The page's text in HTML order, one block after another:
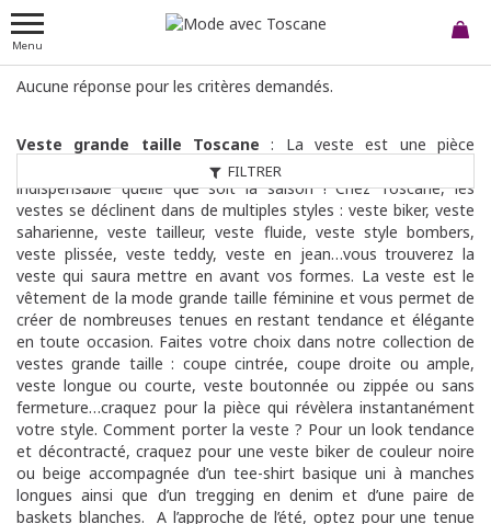
Menu
FILTRER
Aucune réponse pour les critères demandés.
Veste grande taille Toscane : La veste est une pièce
incontournable dans la garde-robe des femmes et un
indispensable quelle que soit la saison ! Chez Toscane, les
vestes se déclinent dans de multiples styles : veste biker, veste
saharienne, veste tailleur, veste fluide, veste style bombers,
veste plissée, veste teddy, veste en jean…vous trouverez la
veste qui saura mettre en avant vos formes. La veste est le
vêtement de la mode grande taille féminine et vous permet de
créer de nombreuses tenues en restant tendance et élégante
en toute occasion. Faites votre choix dans notre collection de
vestes grande taille : coupe cintrée, coupe droite ou ample,
veste longue ou courte, veste boutonnée ou zippée ou sans
fermeture…craquez pour la pièce qui révèlera instantanément
votre style. Comment porter la veste ? Pour un look tendance
et décontracté, craquez pour une veste biker de couleur noire
ou beige accompagnée d’un tee-shirt basique uni à manches
longues ainsi que d’un tregging en denim et d’une paire de
baskets blanches. A l’approche de l’été, optez pour une tenue